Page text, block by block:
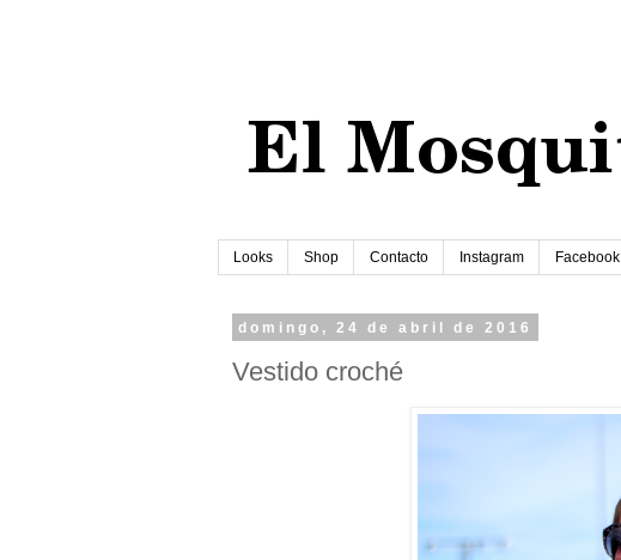
Looks Shop Contacto Instagram Facebook
domingo, 24 de abril de 2016
Vestido croché